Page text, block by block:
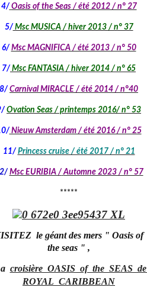
4/ Oasis of the Seas / été 2012 / n° 27
5/Msc MUSICA / hiver 2013 / n° 37
6/ Msc MAGNIFICA / été 2013 / n° 50
7/ Msc FANTASIA / hiver 2014 / n° 65
8/ Carnival MIRACLE / été 2014 / n°40
Ovation Seas / printemps 2016/ n° 53
Nieuw Amsterdam / été 2016 / n° 25
11/ Princess cruise / été 2017 / n° 21
Msc EURIBIA / Automne 2023 / n° 57
*****
le géant des mers " Oasis of
the seas " ,
croisière OASIS of the SEAS de
ROYAL CARIBBEAN